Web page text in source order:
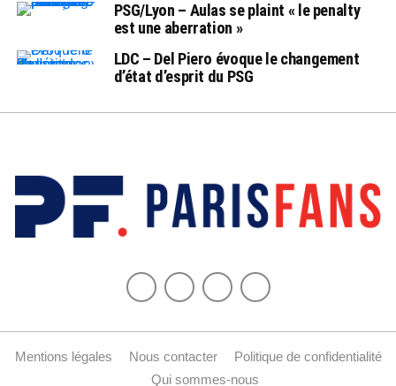
PSG/Lyon – Aulas se plaint « le penalty
est une aberration »
LDC – Del Piero évoque le changement
d’état d’esprit du PSG
Mentions légales Nous contacter
Politique de confidentialité
Qui sommes-nous